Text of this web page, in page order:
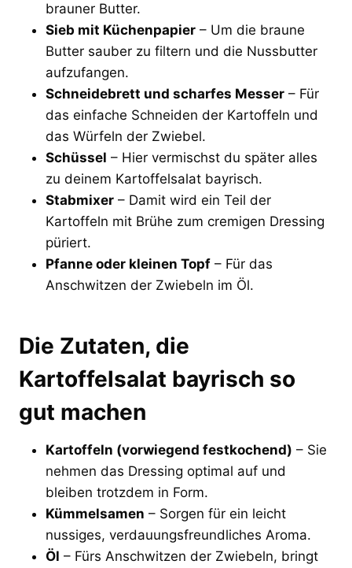
brauner Butter.
Sieb mit Küchenpapier – Um die braune
Butter sauber zu filtern und die Nussbutter
aufzufangen.
Schneidebrett und scharfes Messer – Für
das einfache Schneiden der Kartoffeln und
das Würfeln der Zwiebel.
Schüssel – Hier vermischst du später alles
zu deinem Kartoffelsalat bayrisch.
Stabmixer – Damit wird ein Teil der
Kartoffeln mit Brühe zum cremigen Dressing
püriert.
Pfanne oder kleinen Topf – Für das
Anschwitzen der Zwiebeln im Öl.
Die Zutaten, die
Kartoffelsalat bayrisch so
gut machen
Kartoffeln (vorwiegend festkochend) – Sie
nehmen das Dressing optimal auf und
bleiben trotzdem in Form.
Kümmelsamen – Sorgen für ein leicht
nussiges, verdauungsfreundliches Aroma.
Öl – Fürs Anschwitzen der Zwiebeln, bringt